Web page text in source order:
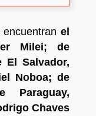
el
Milei; de
El Salvador,
Noboa; de
Paraguay,
Chaves